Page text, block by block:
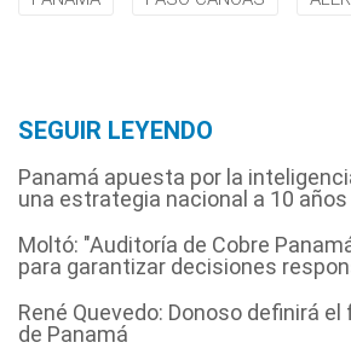
SEGUIR LEYENDO
Panamá apuesta por la
una estrategia nacional a 10 años
Moltó: "Auditoría de Cobre
para garantizar decisiones
René Quevedo: Donoso definirá
de Panamá